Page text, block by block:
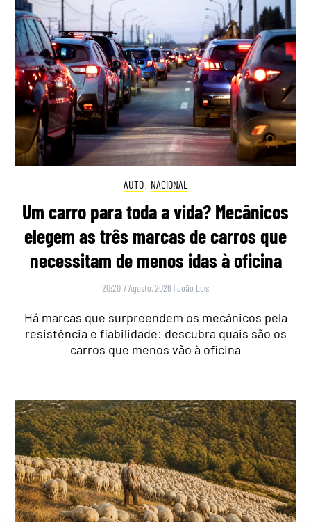
AUTO, NACIONAL
Um carro para toda a vida? Mecânicos
elegem as três marcas de carros que
necessitam de menos idas à oficina
20:20 7 Agosto, 2026 |João Luís
Há marcas que surpreendem os mecânicos pela
resistência e fiabilidade: descubra quais são os
carros que menos vão à oficina